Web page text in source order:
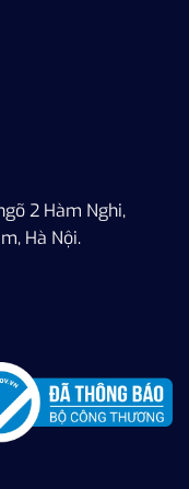
2 Hàm Nghi,
Hà Nội.